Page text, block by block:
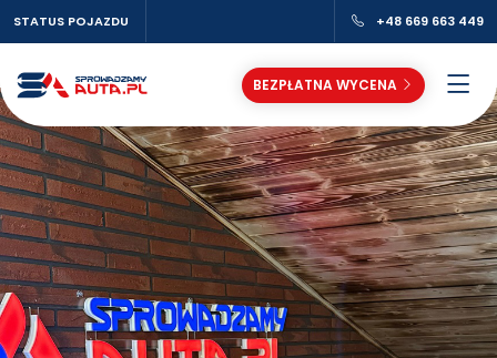
STATUS POJAZDU +48 669 663 449
BEZPŁATNA WYCENA